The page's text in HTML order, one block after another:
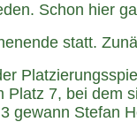
Schon hier
statt.
7, bei dem
gewann Stefan